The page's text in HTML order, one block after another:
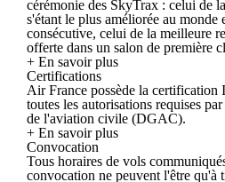
cérémonie des SkyTrax : celui de
s'étant le plus améliorée au monde
consécutive, celui de la meilleure
offerte dans un salon de première
+ En savoir plus
Certifications
Air France possède la
toutes les autorisations requises
de l'aviation civile (DGAC).
+ En savoir plus
Convocation
Tous horaires de vols
convocation ne peuvent l'être qu'à